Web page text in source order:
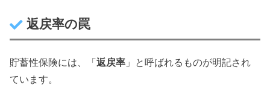
返戻率の罠
貯蓄性保険には、「返戻率 」と呼ばれるものが明記され
ています。